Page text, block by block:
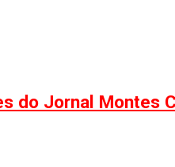
do Jornal Montes